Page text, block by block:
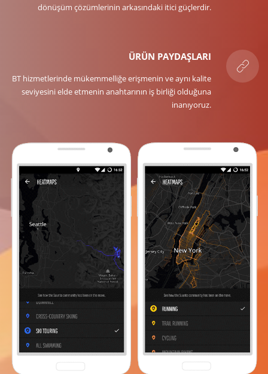
dönüşüm çözümlerinin arkasındaki itici güçlerdir.
ÜRÜN PAYDAŞLARI
BT hizmetlerinde mükemmelliğe erişmenin ve aynı kalite
seviyesini elde etmenin anahtarının iş birliği olduğuna
inanıyoruz.